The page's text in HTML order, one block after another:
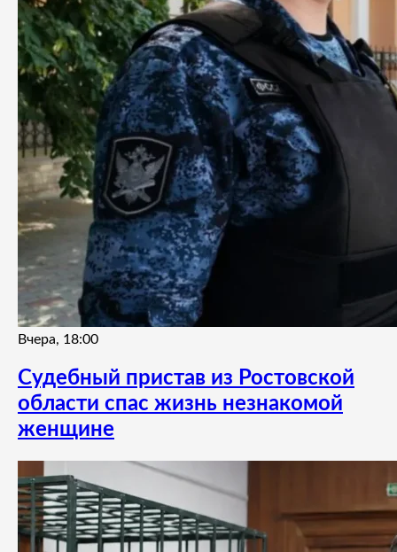
Вчера, 18:00
Судебный пристав из Ростовской
области спас жизнь незнакомой
женщине